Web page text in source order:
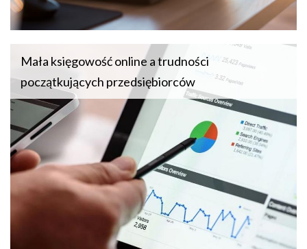
Mała księgowość online a trudności
początkujących przedsiębiorców